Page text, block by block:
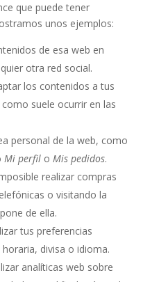
que puede tener
unos ejemplos:
de esa web en
otra red social.
los contenidos a tus
suele ocurrir en las
personal de la web, como
Mi perfilo Mis pedidos.
realizar compras
o visitando la
de ella.
tus preferencias
divisa o idioma.
analíticas web sobre